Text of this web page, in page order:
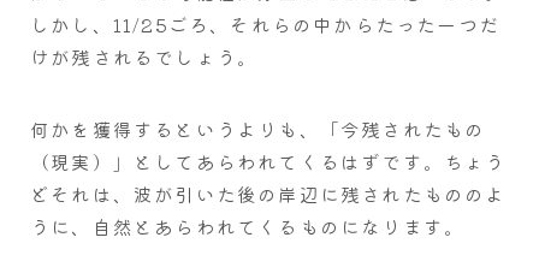
しかし、11/25ごろ、それらの中からたった一つだ
けが残されるでしょう。
何かを獲得するというよりも、「今残されたもの
（現実）」としてあらわれてくるはずです。ちょう
どそれは、波が引いた後の岸辺に残されたもののよ
うに、自然とあらわれてくるものになります。